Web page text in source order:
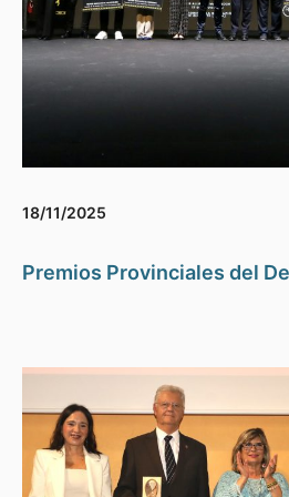
18/11/2025
Premios Provinciales del